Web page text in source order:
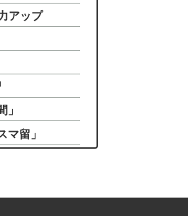
アップ
マ留」